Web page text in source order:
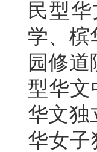
民型
学、槟
园修
型华文
华文独
华女子